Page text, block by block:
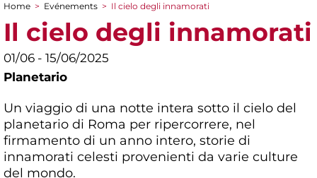
You are here
Home > Evénements > Il cielo degli innamorati
Il cielo degli innamorati
01/06 - 15/06/2025
Planetario
Un viaggio di una notte intera sotto il cielo del
planetario di Roma per ripercorrere, nel
firmamento di un anno intero, storie di
innamorati celesti provenienti da varie culture
del mondo.